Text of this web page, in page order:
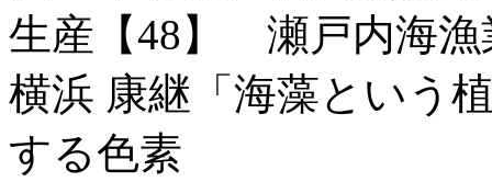
生産【48】 瀬戸内海漁
横浜 康継「海藻という
する色素